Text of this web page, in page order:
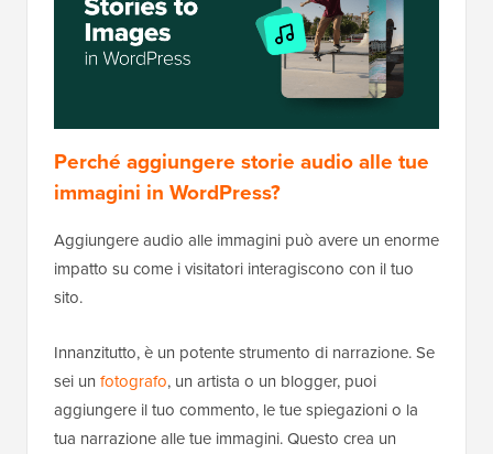
Perché aggiungere storie audio alle tue
immagini in WordPress?
Aggiungere audio alle immagini può avere un enorme
impatto su come i visitatori interagiscono con il tuo
sito.
Innanzitutto, è un potente strumento di narrazione. Se
sei un fotografo, un artista o un blogger, puoi
aggiungere il tuo commento, le tue spiegazioni o la
tua narrazione alle tue immagini. Questo crea un